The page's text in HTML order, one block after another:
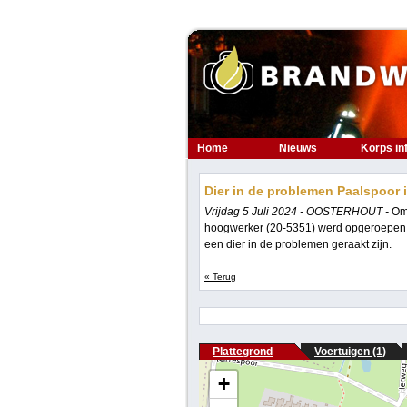
Home Nieuws Korps
Dier in de problemen Paalspoor
Vrijdag 5 Juli 2024 - OOSTERHOUT -
hoogwerker (20-5351) werd
een dier in de problemen geraakt zijn.
« Terug
Plattegrond Voertuigen (1)
+